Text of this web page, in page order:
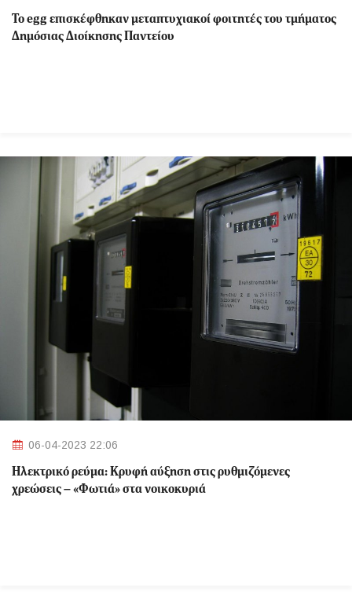
Το egg επισκέφθηκαν μεταπτυχιακοί φοιτητές του τμήματος
Δημόσιας Διοίκησης Παντείου
06-04-2023 22:06
Ηλεκτρικό ρεύμα: Κρυφή αύξηση στις ρυθμιζόμενες
χρεώσεις – «Φωτιά» στα νοικοκυριά